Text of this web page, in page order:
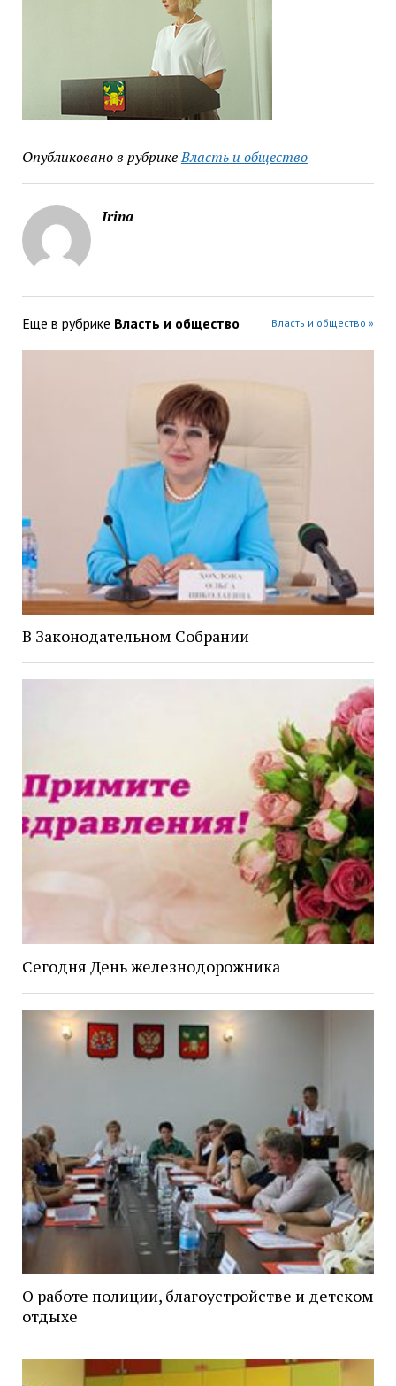
Опубликовано в рубрикеВласть и общество
Irina
Еще в рубрике Власть и общество Власть и общество »
В Законодательном Собрании
Сегодня День железнодорожника
О работе полиции, благоустройстве и детском
отдыхе